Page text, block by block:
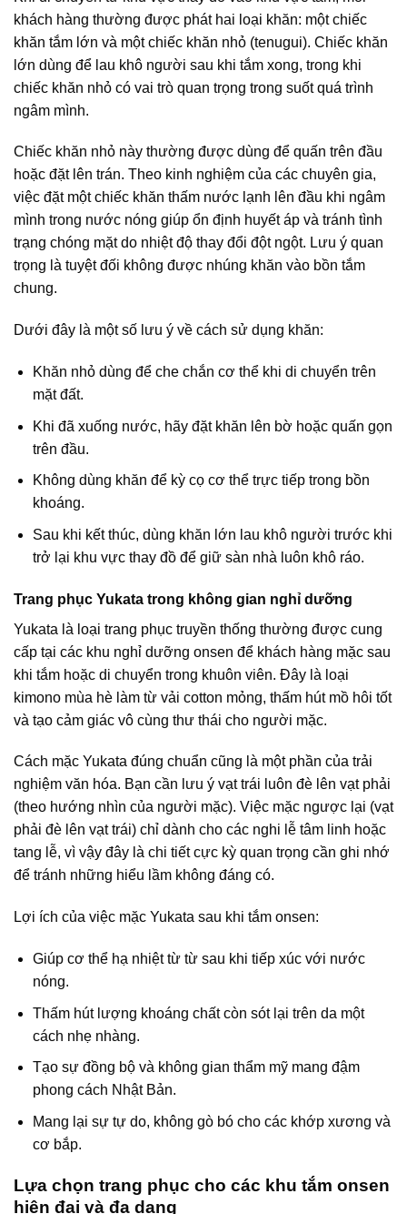
khách hàng thường được phát hai loại khăn: một chiếc
khăn tắm lớn và một chiếc khăn nhỏ (tenugui). Chiếc khăn
lớn dùng để lau khô người sau khi tắm xong, trong khi
chiếc khăn nhỏ có vai trò quan trọng trong suốt quá trình
ngâm mình.
Chiếc khăn nhỏ này thường được dùng để quấn trên đầu
hoặc đặt lên trán. Theo kinh nghiệm của các chuyên gia,
việc đặt một chiếc khăn thấm nước lạnh lên đầu khi ngâm
mình trong nước nóng giúp ổn định huyết áp và tránh tình
trạng chóng mặt do nhiệt độ thay đổi đột ngột. Lưu ý quan
trọng là tuyệt đối không được nhúng khăn vào bồn tắm
chung.
Dưới đây là một số lưu ý về cách sử dụng khăn:
Khăn nhỏ dùng để che chắn cơ thể khi di chuyển trên
mặt đất.
Khi đã xuống nước, hãy đặt khăn lên bờ hoặc quấn gọn
trên đầu.
Không dùng khăn để kỳ cọ cơ thể trực tiếp trong bồn
khoáng.
Sau khi kết thúc, dùng khăn lớn lau khô người trước khi
trở lại khu vực thay đồ để giữ sàn nhà luôn khô ráo.
Trang phục Yukata trong không gian nghỉ dưỡng
Yukata là loại trang phục truyền thống thường được cung
cấp tại các khu nghỉ dưỡng onsen để khách hàng mặc sau
khi tắm hoặc di chuyển trong khuôn viên. Đây là loại
kimono mùa hè làm từ vải cotton mỏng, thấm hút mồ hôi tốt
và tạo cảm giác vô cùng thư thái cho người mặc.
Cách mặc Yukata đúng chuẩn cũng là một phần của trải
nghiệm văn hóa. Bạn cần lưu ý vạt trái luôn đè lên vạt phải
(theo hướng nhìn của người mặc). Việc mặc ngược lại (vạt
phải đè lên vạt trái) chỉ dành cho các nghi lễ tâm linh hoặc
tang lễ, vì vậy đây là chi tiết cực kỳ quan trọng cần ghi nhớ
để tránh những hiểu lầm không đáng có.
Lợi ích của việc mặc Yukata sau khi tắm onsen:
Giúp cơ thể hạ nhiệt từ từ sau khi tiếp xúc với nước
nóng.
Thấm hút lượng khoáng chất còn sót lại trên da một
cách nhẹ nhàng.
Tạo sự đồng bộ và không gian thẩm mỹ mang đậm
phong cách Nhật Bản.
Mang lại sự tự do, không gò bó cho các khớp xương và
cơ bắp.
Lựa chọn trang phục cho các khu tắm onsen
hiện đại và đa dạng